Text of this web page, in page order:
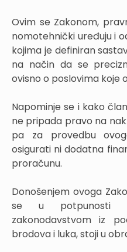
Ovim se Zakonom,
nomotehnički uređuju i
kojima je definiran
na način da se
ovisno o poslovima koje
Napominje se i kako
ne pripada pravo na
pa za provedbu
osigurati ni dodatna
proračunu.
Donošenjem ovoga
se u potpunosti
zakonodavstvom iz
brodova i luka, stoji u